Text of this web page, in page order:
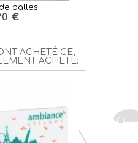
balles
€
ACHETÉ CE
ACHETÉ: